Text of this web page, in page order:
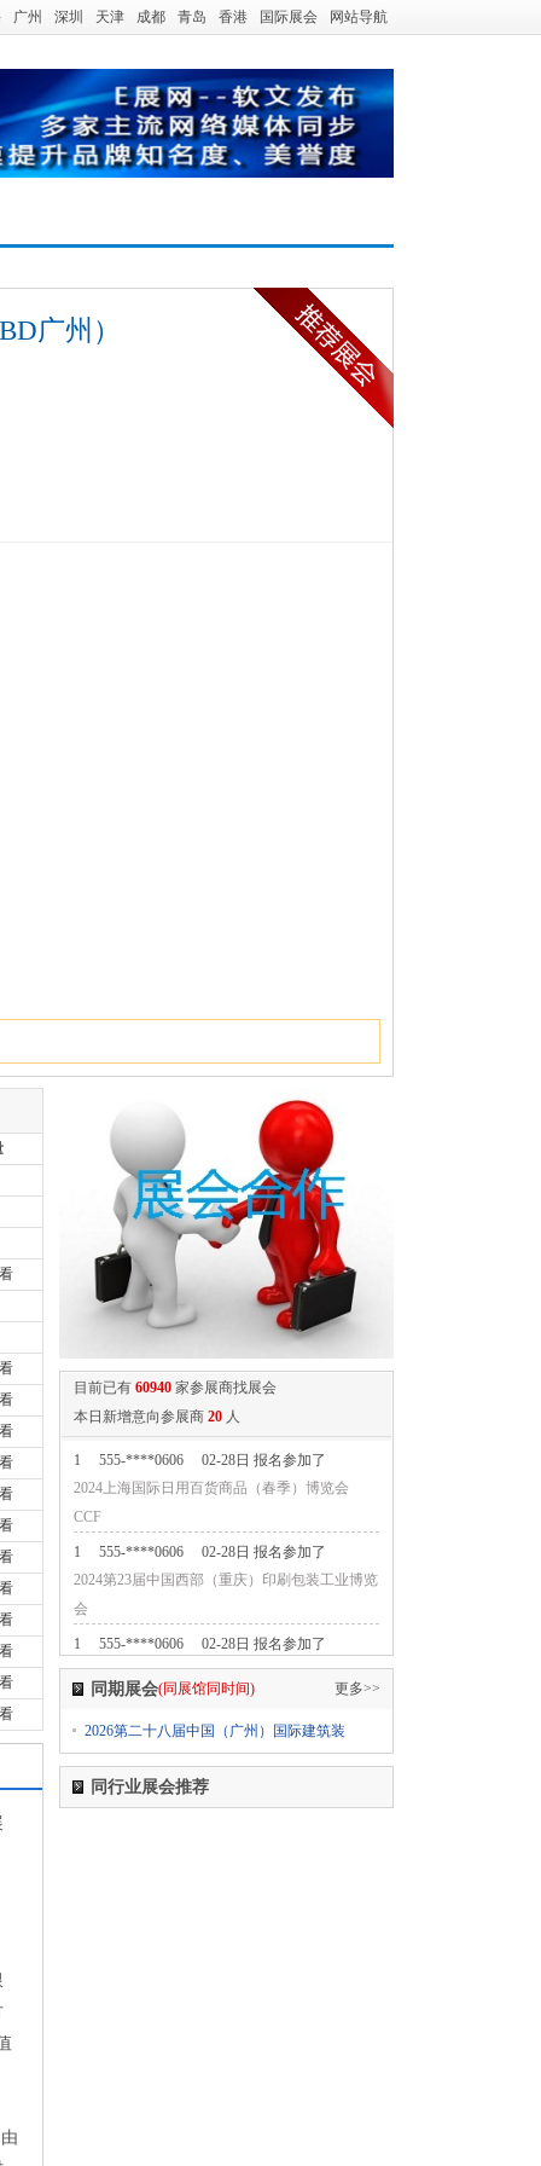
广州 深圳 天津 成都 青岛 香港 国际展会 网站导航
广州）
目前已有 60940 家参展商找展会
本日新增意向参展商 20 人
1 555-****0606
02-28日 报名参加了
2024上海国际日用百货商品（春季）博览会
CCF
1 555-****0606
02-28日 报名参加了
2024第23届中国西部（重庆）印刷包装工业博览
会
1 555-****0606
02-28日 报名参加了
2024第七届中国无人零售大会
2024中国国际纺织面料及辅料（春夏）博览会
1 555-****0606
02-28日 报名参加了
2024上海国际日用百货商品（春季）博览会
同期展会(同展馆同时间) 更多>>
2026第二十八届中国（广州）国际建筑装
同行业展会推荐